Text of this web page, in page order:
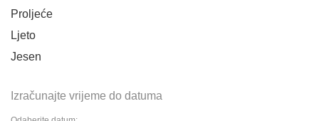
Proljeće
Ljeto
Jesen
Izračunajte vrijeme do datuma